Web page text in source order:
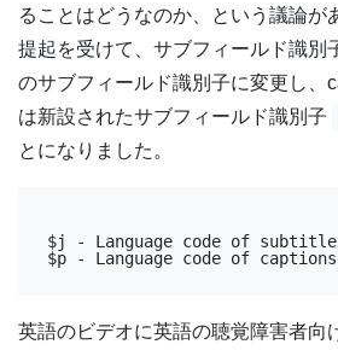
ることはどうなのか、という議論が
提起を受けて、サブフィールド識別
のサブフィールド識別子に変更し、
は新設されたサブフィールド識別子
とになりました。
$j - Language code of
$p - Language code of captions
英語のビデオに英語の聴覚障害者向